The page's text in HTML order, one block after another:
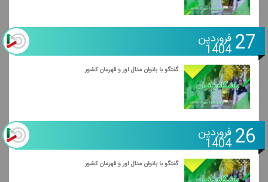
27 فروردین
1404
گفتگو با بانوان مدال آور و قهرمان كشور
26 فروردین
1404
گفتگو با بانوان مدال آور و قهرمان كشور